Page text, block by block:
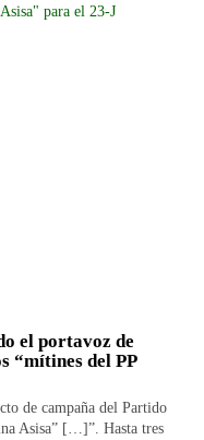
el portavoz de
“mítines del PP
de campaña del Partido
Asisa” […]”. Hasta tres